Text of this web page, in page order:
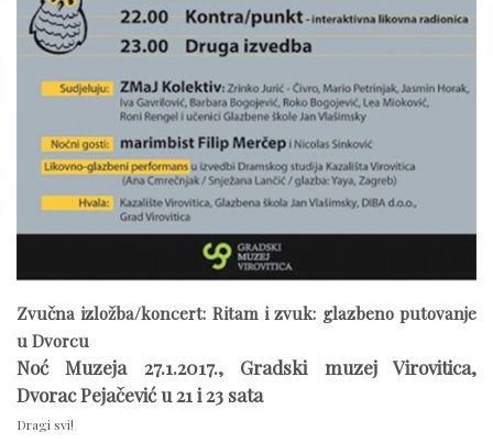
Zvučna izložba/koncert: Ritam i zvuk: glazbeno putovanje
u Dvorcu
Noć Muzeja 27.1.2017., Gradski muzej Virovitica,
Dvorac Pejačević u 21 i 23 sata
Dragi svi!